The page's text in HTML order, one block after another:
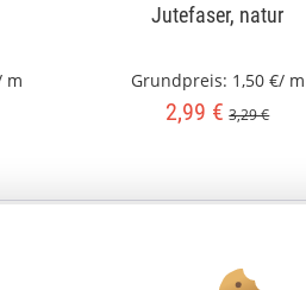
m
Jutefaser, natur
Grundpreis: 1,50 €/ m
2,99 € 3,29 €